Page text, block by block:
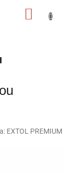
EXTOL PREMIUM